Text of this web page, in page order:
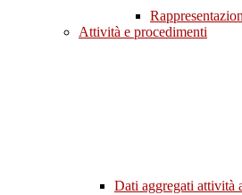
Attività e procedimenti
Dati aggregati attività